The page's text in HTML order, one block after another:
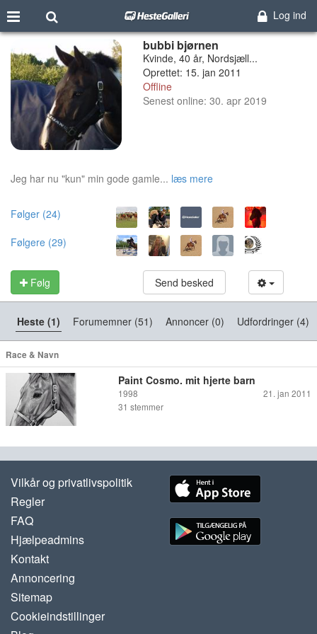
Log ind
bubbi bjørnen
Kvinde, 40 år, Nordsjæll...
Oprettet: 15. jan 2011
Offline
Senest online: 30. apr 2019
Jeg har nu "kun" min gode gamle... læs mere
Følger (24)
Følgere (29)
Følg Send besked
Heste (1) Forumemner (51) Annoncer (0) Udfordringer (4)
Race & Navn
Paint Cosmo. mit hjerte barn
1998
21. jan 2011
31 stemmer
Vilkår og privatlivspolitik
Regler
FAQ
Hjælpeadmins
Kontakt
Annoncering
Sitemap
Cookieindstillinger